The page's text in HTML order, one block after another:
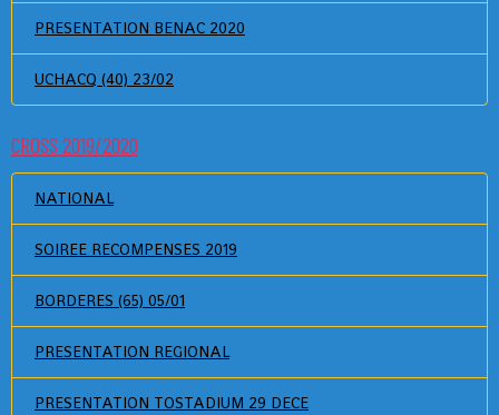
PRESENTATION BENAC 2020
UCHACQ (40) 23/02
CROSS 2019/2020
NATIONAL
SOIREE RECOMPENSES 2019
BORDERES (65) 05/01
PRESENTATION REGIONAL
PRESENTATION TOSTADIUM 29 DECE